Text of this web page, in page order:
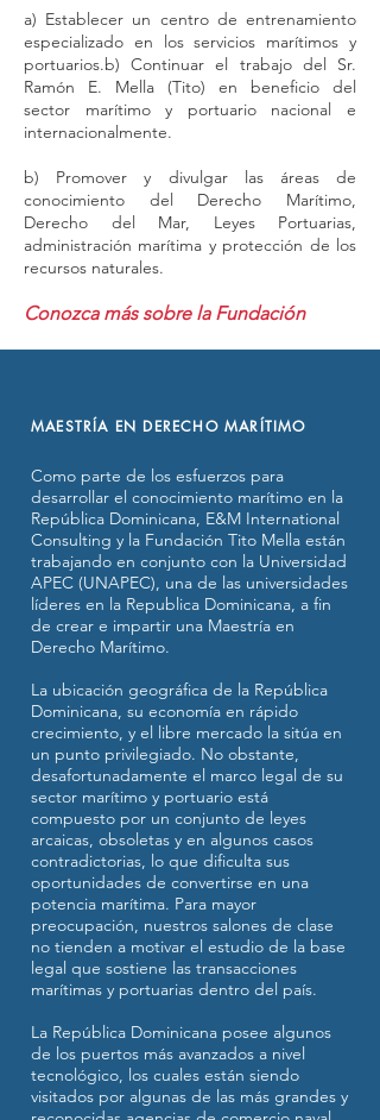
a) Establecer un centro de entrenamiento
especializado en los servicios marítimos y
portuarios.b) Continuar el trabajo del Sr.
Ramón E. Mella (Tito) en beneficio del
sector marítimo y portuario nacional e
internacionalmente.
b) Promover y divulgar las áreas de
conocimiento del Derecho Marítimo,
Derecho del Mar, Leyes Portuarias,
administración marítima y protección de los
recursos naturales.
Conozca más sobre la Fundación
MAESTRÍA EN DERECHO MARÍTIMO
Como parte de los esfuerzos para
desarrollar el conocimiento marítimo en la
República Dominicana, E&M International
Consulting y la Fundación Tito Mella están
trabajando en conjunto con la Universidad
APEC (UNAPEC), una de las universidades
líderes en la Republica Dominicana, a fin
de crear e impartir una Maestría en
Derecho Marítimo.
La ubicación geográfica de la República
Dominicana, su economía en rápido
crecimiento, y el libre mercado la sitúa en
un punto privilegiado. No obstante,
desafortunadamente el marco legal de su
sector marítimo y portuario está
compuesto por un conjunto de leyes
arcaicas, obsoletas y en algunos casos
contradictorias, lo que dificulta sus
oportunidades de convertirse en una
potencia marítima. Para mayor
preocupación, nuestros salones de clase
no tienden a motivar el estudio de la base
legal que sostiene las transacciones
marítimas y portuarias dentro del país.
La República Dominicana posee algunos
de los puertos más avanzados a nivel
tecnológico, los cuales están siendo
visitados por algunas de las más grandes y